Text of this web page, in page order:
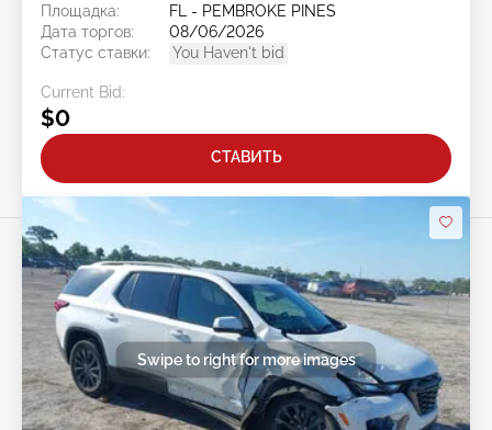
Площадка:
FL - PEMBROKE PINES
Дата торгов:
08/06/2026
Статус ставки:
You Haven't bid
Current Bid:
$0
СТАВИТЬ
Swipe to right for more images